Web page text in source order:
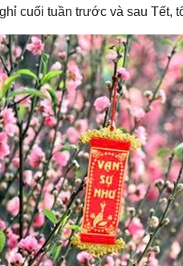
Blog
cuối tuần trước và sau Tết,